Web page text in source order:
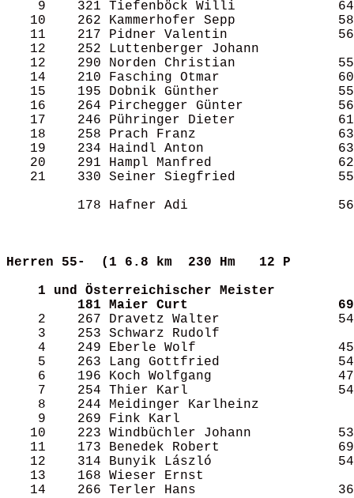
9    321 Tiefenböck Willi
10    262 Kammerhofer Sepp
11    217 Pidner Valentin
12    252 Luttenberger Johann
12    290 Norden Christian
14    210 Fasching Otmar
15    195 Dobnik Günther
16    264 Pirchegger Günter
17    246 Pühringer Dieter
18    258 Prach Franz
19    234 Haindl Anton
20    291 Hampl Manfred
21    330 Seiner Siegfried
178 Hafner Adi
Herren 55-  (1
6.8 km  230 Hm   12 P
1 und Österreichischer Meister
181 Maier Curt                   69
2    267 Dravetz Walter
3    253 Schwarz Rudolf
4    249 Eberle Wolf
5    263 Lang Gottfried
6    196 Koch Wolfgang
7    254 Thier Karl
8    244 Meidinger Karlheinz
9    269 Fink Karl
10    223 Windbüchler Johann
11    173 Benedek Robert
12    314 Bunyik László
13    168 Wieser Ernst
14    266 Terler Hans